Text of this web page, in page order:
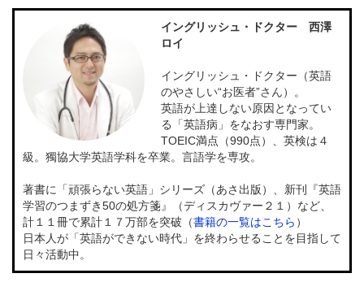
イングリッシュ・ドクター 西澤
ロイ
イングリッシュ・ドクター（英語
のやさしい“お医者”さん）。
英語が上達しない原因となってい
る「英語病」をなおす専門家。
TOEIC満点（990点）、英検は４
級。獨協大学英語学科を卒業。言語学を専攻。
著書に「頑張らない英語」シリーズ（あさ出版）、新刊『英語
学習のつまずき50の処方箋』（ディスカヴァー２１）など、
計１１冊で累計１７万部を突破（書籍の一覧はこちら ）
日本人が「英語ができない時代」を終わらせることを目指して
日々活動中。